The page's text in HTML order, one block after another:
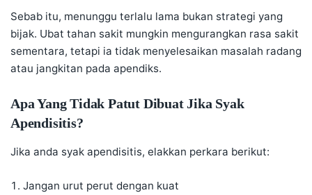
Sebab itu, menunggu terlalu lama bukan strategi yang
bijak. Ubat tahan sakit mungkin mengurangkan rasa sakit
sementara, tetapi ia tidak menyelesaikan masalah radang
atau jangkitan pada apendiks.
Apa Yang Tidak Patut Dibuat Jika Syak
Apendisitis?
Jika anda syak apendisitis, elakkan perkara berikut:
Jangan urut perut dengan kuat